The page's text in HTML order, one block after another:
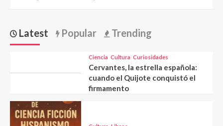
Latest Popular Trending
Ciencia Cultura Curiosidades
Cervantes, la estrella española:
cuando el Quijote conquistó el
firmamento